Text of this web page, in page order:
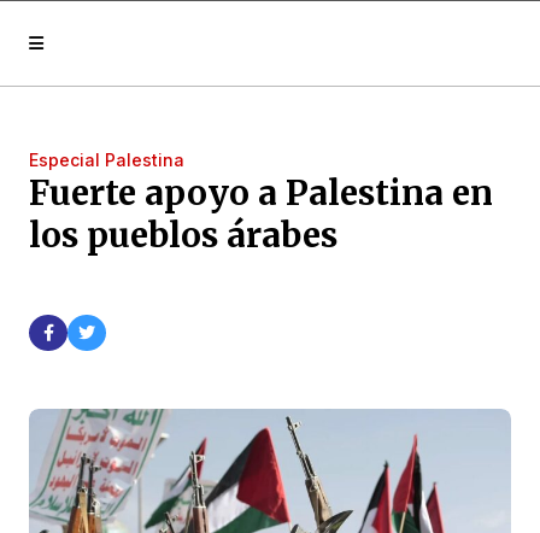
Especial Palestina
Fuerte apoyo a Palestina en
los pueblos árabes